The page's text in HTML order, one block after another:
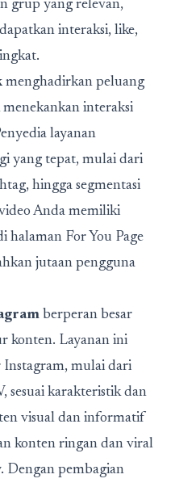
grup yang relevan,
interaksi, like,
menghadirkan peluang
interaksi
layanan
yang tepat, mulai dari
hingga segmentasi
Anda memiliki
halaman For You Page
jutaan pengguna
berperan besar
konten. Layanan ini
mulai dari
sesuai karakteristik dan
visual dan informatif
konten ringan dan viral
Dengan pembagian